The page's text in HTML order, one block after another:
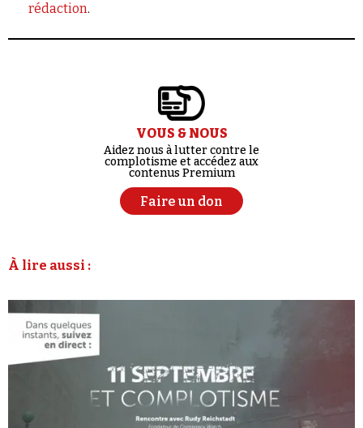
rédaction.
VOUS & NOUS
Aidez nous à lutter contre le
complotisme et accédez aux
contenus Premium
Faire un don
À lire aussi :